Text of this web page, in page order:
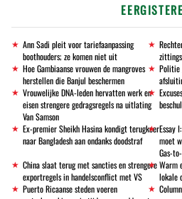
Ann Sadi pleit voor tariefaanpassing
boothouders; ze komen niet uit
Hoe Gambiaanse vrouwen de mangroves
herstellen die Banjul beschermen
Politie
Vrouwelijke DNA-leden hervatten werk en
eisen strengere gedragsregels na uitlating
Van Samson
Ex-premier Sheikh Hasina kondigt terugkeer
naar Bangladesh aan ondanks doodstraf
Essay
moet
Gas-
China slaat terug met sancties en strengere
exportregels in handelsconflict met VS
Warm
lokale
Puerto Ricaanse steden voeren